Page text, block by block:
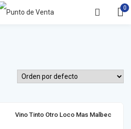
0
Vino Tinto Otro Loco Mas Malbec